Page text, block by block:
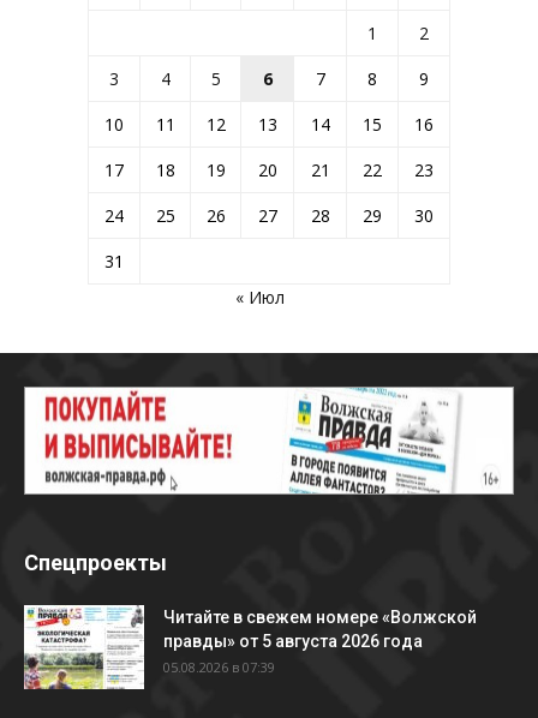
1
2
3
4 5 6 7 8
9
10
11 12 13 14 15
16
17
18 19 20 21 22
23
24
25 26 27 28 29
30
31
« Июл
Спецпроекты
Читайте в свежем номере «Волжской
правды» от 5 августа 2026 года
05.08.2026 в 07:39